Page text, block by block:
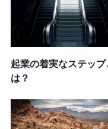
起業の着実なステップ
は？